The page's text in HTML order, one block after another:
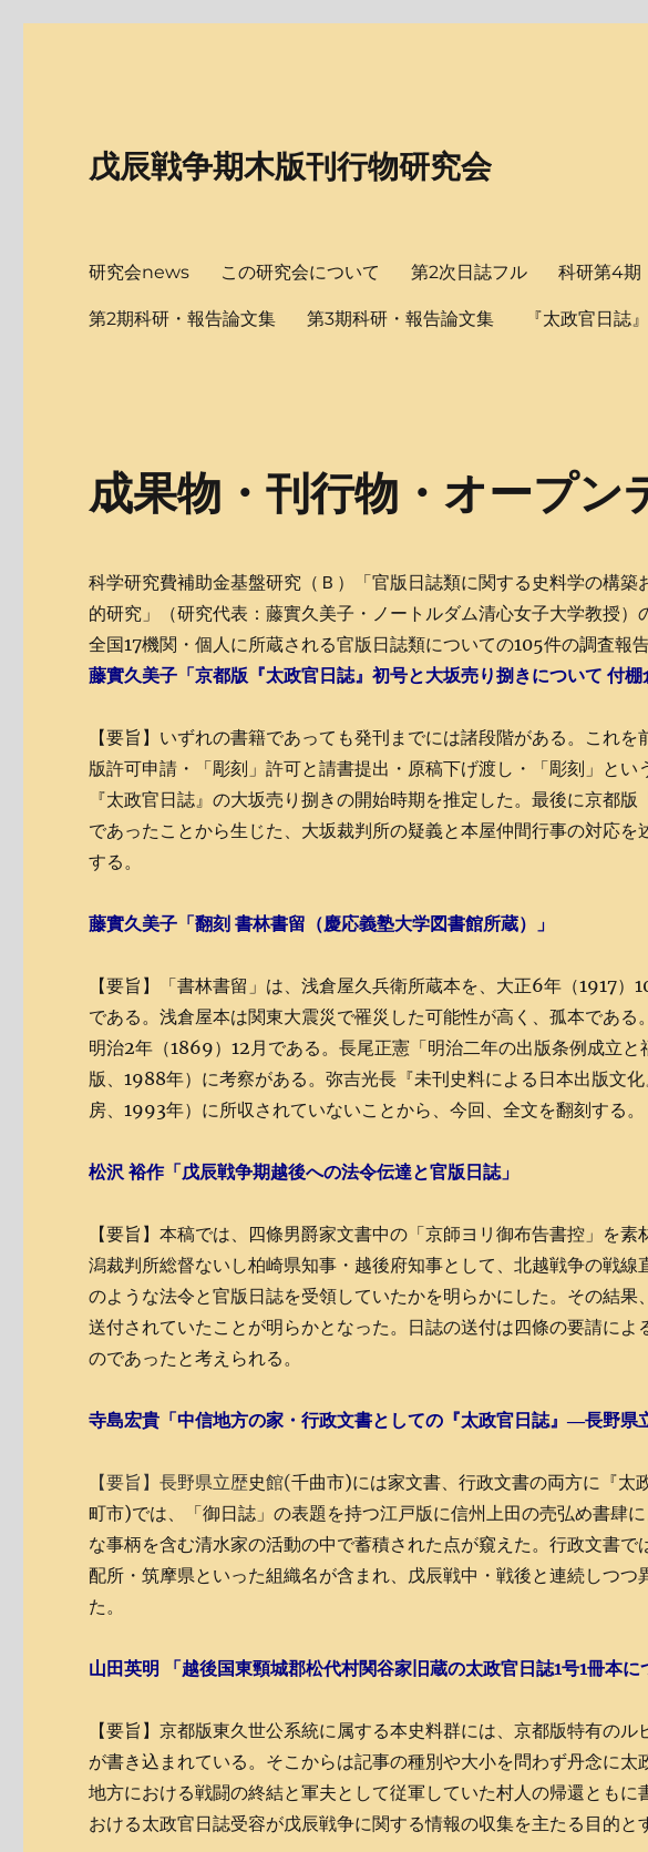
戊辰戦争期木版刊行物研究会
研究会news この研究会について 第2次日誌フル 科研第4期
第2期科研・報告論文集 第3期科研・報告論文集 『太政官日誌
成果物・刊行物・オープン
科学研究費補助金基盤研究（Ｂ）「官版日誌類に関する史料学の構
的研究」（研究代表：藤實久美子・ノートルダム清心女子大学教授）
全国17機関・個人に所蔵される官版日誌類についての105件の調査報
藤實久美子「京都版『太政官日誌』初号と大坂売り捌きについて 付棚
【要旨】いずれの書籍であっても発刊までには諸段階がある。これ
版許可申請・「彫刻」許可と請書提出・原稿下げ渡し・「彫刻」と
『太政官日誌』の大坂売り捌きの開始時期を推定した。最後に京都
であったことから生じた、大坂裁判所の疑義と本屋仲間行事の対応
する。
藤實久美子「翻刻 書林書留（慶応義塾大学図書館所蔵）」
【要旨】「書林書留」は、浅倉屋久兵衛所蔵本を、大正6年（1917
である。浅倉屋本は関東大震災で罹災した可能性が高く、孤本であ
明治2年（1869）12月である。長尾正憲「明治二年の出版条例成立
版、1988年）に考察がある。弥吉光長『未刊史料による日本出版文
房、1993年）に所収されていないことから、今回、全文を翻刻する。
松沢 裕作「戊辰戦争期越後への法令伝達と官版日誌」
【要旨】本稿では、四條男爵家文書中の「京師ヨリ御布告書控」を
潟裁判所総督ないし柏崎県知事・越後府知事として、北越戦争の戦
のような法令と官版日誌を受領していたかを明らかにした。その結
送付されていたことが明らかとなった。日誌の送付は四條の要請に
のであったと考えられる。
寺島宏貴「中信地方の家・行政文書としての『太政官日誌』―長野県
【要旨】長野県立歴史館(千曲市)には家文書、行政文書の両方に『太
町市)では、「御日誌」の表題を持つ江戸版に信州上田の売弘め書肆
な事柄を含む清水家の活動の中で蓄積された点が窺えた。行政文書
配所・筑摩県といった組織名が含まれ、戊辰戦中・戦後と連続しつ
た。
山田英明 「越後国東頸城郡松代村関谷家旧蔵の太政官日誌1号1冊本に
【要旨】京都版東久世公系統に属する本史料群には、京都版特有の
が書き込まれている。そこからは記事の種別や大小を問わず丹念に
地方における戦闘の終結と軍夫として従軍していた村人の帰還とも
おける太政官日誌受容が戊辰戦争に関する情報の収集を主たる目的と